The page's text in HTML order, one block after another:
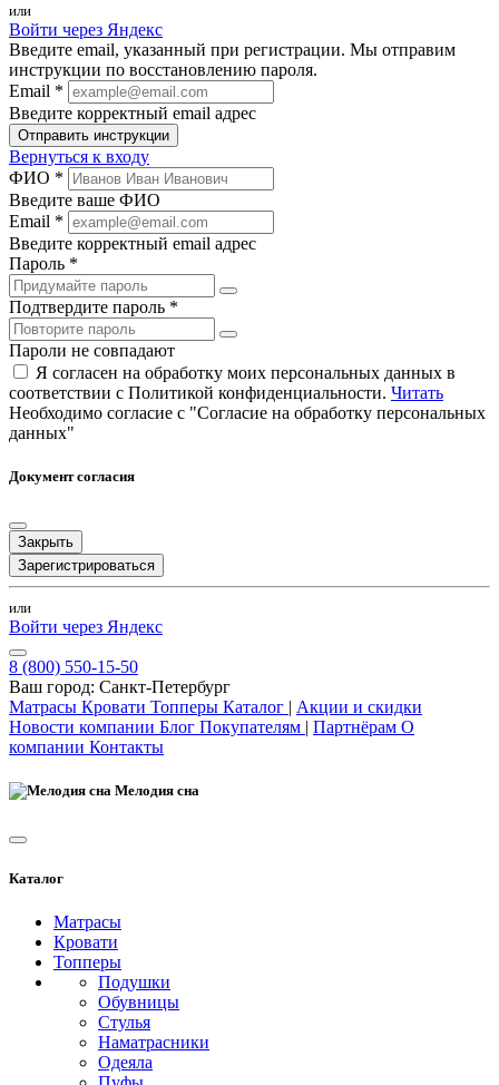
или
Войти через Яндекс
Введите email, указанный при регистрации. Мы отправим
инструкции по восстановлению пароля.
Email *
Введите корректный email адрес
Отправить инструкции
Вернуться к входу
ФИО *
Введите ваше ФИО
Email *
Введите корректный email адрес
Пароль *
Подтвердите пароль *
Пароли не совпадают
Я согласен на обработку моих персональных данных в
соответствии с Политикой конфиденциальности. Читать
Необходимо согласие с "Согласие на обработку персональных
данных"
Документ согласия
Закрыть
Зарегистрироваться
или
Войти через Яндекс
8 (800) 550-15-50
Ваш город: Санкт-Петербург
Матрасы Кровати Топперы Каталог | Акции и скидки
Новости компании Блог Покупателям | Партнёрам О
компании Контакты
Мелодия сна
Каталог
Матрасы
Кровати
Топперы
Подушки
Обувницы
Стулья
Наматрасники
Одеяла